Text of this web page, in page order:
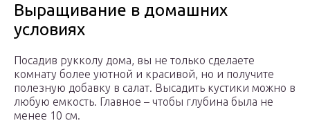
Выращивание в домашних
условиях
Посадив рукколу дома, вы не только сделаете
комнату более уютной и красивой, но и получите
полезную добавку в салат. Высадить кустики можно в
любую емкость. Главное – чтобы глубина была не
менее 10 см.